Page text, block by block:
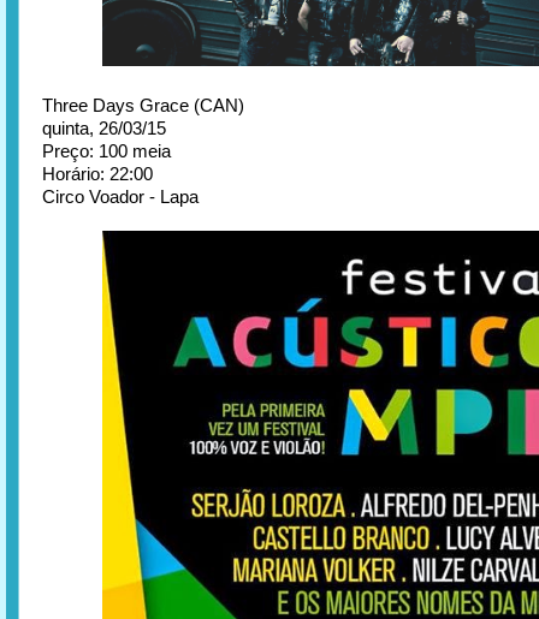
Three Days Grace (CAN)
quinta, 26/03/15
Preço: 100 meia
Horário: 22:00
Circo Voador - Lapa